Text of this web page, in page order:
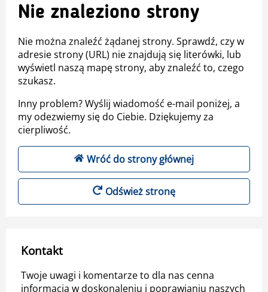
Nie znaleziono strony
Nie można znaleźć żądanej strony. Sprawdź, czy w
adresie strony (URL) nie znajdują się literówki, lub
wyświetl naszą mapę strony, aby znaleźć to, czego
szukasz.
Inny problem? Wyślij wiadomość e-mail poniżej, a
my odezwiemy się do Ciebie. Dziękujemy za
cierpliwość.
Wróć do strony głównej
Odśwież stronę
Kontakt
Twoje uwagi i komentarze to dla nas cenna
informacja w doskonaleniu i poprawianiu naszych